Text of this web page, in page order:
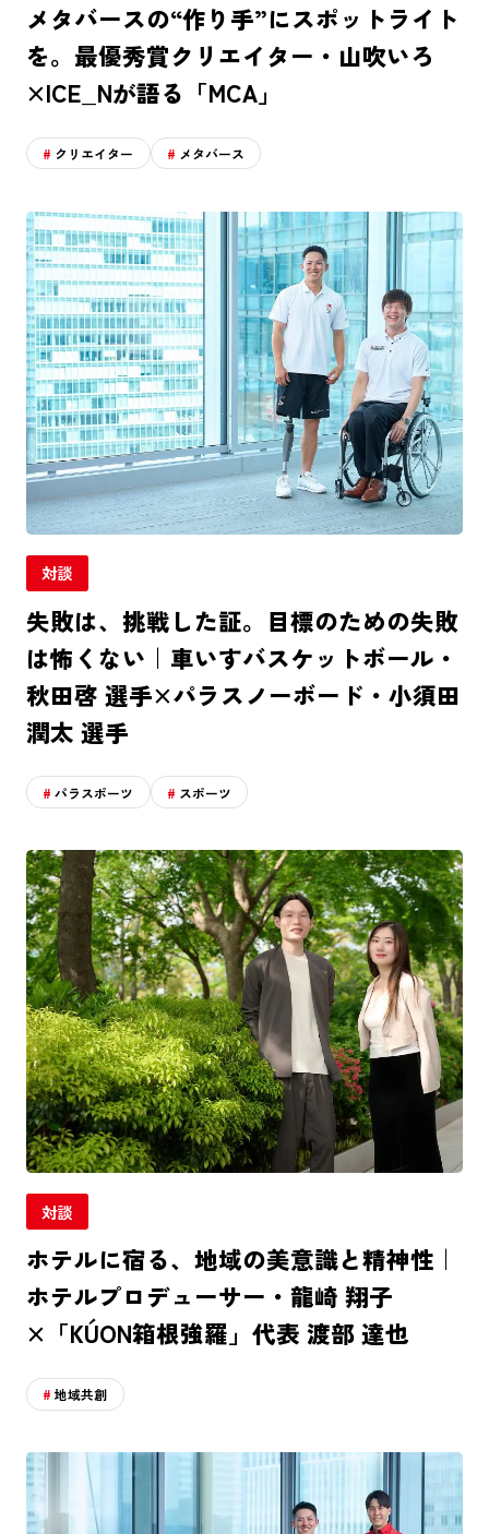
記事一覧
メタバースの“作り手”にスポットライト
を。最優秀賞クリエイター・山吹いろ
×ICE_Nが語る「MCA」
クリエイター メタバース
対談
失敗は、挑戦した証。目標のための失敗
は怖くない｜車いすバスケットボール・
秋田啓 選手×パラスノーボード・小須田
潤太 選手
パラスポーツ スポーツ
対談
ホテルに宿る、地域の美意識と精神性｜
ホテルプロデューサー・龍崎 翔子
×「KÚON箱根強羅」代表 渡部 達也
地域共創